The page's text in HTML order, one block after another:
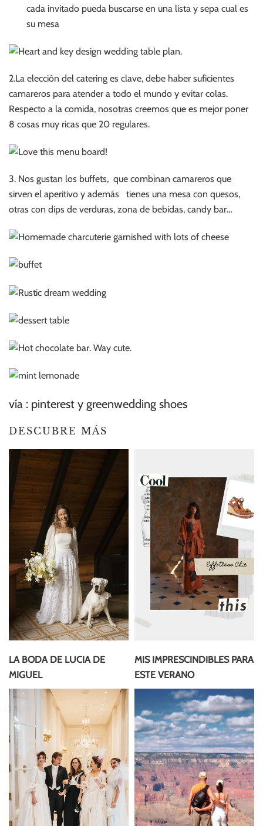
cada invitado pueda buscarse en una lista y sepa cual es
su mesa
2.La elección del catering es clave, debe haber suficientes
camareros para atender a todo el mundo y evitar colas.
Respecto a la comida, nosotras creemos que es mejor poner
8 cosas muy ricas que 20 regulares.
3. Nos gustan los buffets, que combinan camareros que
sirven el aperitivo y además tienes una mesa con quesos,
otras con dips de verduras, zona de bebidas, candy bar…
vía : pinterest y greenwedding shoes
DESCUBRE MÁS
LA BODA DE LUCIA DE
MIGUEL
MIS IMPRESCINDIBLES PARA
ESTE VERANO